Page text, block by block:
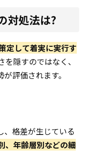
対処法は?
定して着実に実行す
を隠すのではなく、
評価されます。
、格差が生じている
、年齢層別などの細